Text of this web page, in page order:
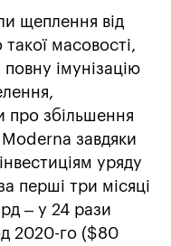
щеплення від
масовості,
повну імунізацію
про збільшення
завдяки
уряду
перші три місяці
– у 24 рази
2020-го ($80